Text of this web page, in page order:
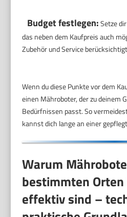
Budget festlegen:Setze
das neben dem Kaufpreis auch
Zubehör und Service
Wenn du diese Punkte vor dem
einen Mähroboter, der zu deinem
Bedürfnissen passt. So
kannst dich lange an einer
Warum
bestimmten
effektiv sind –